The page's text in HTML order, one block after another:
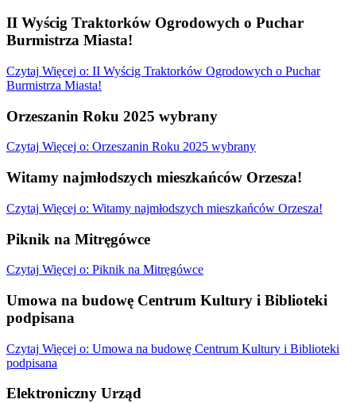
II Wyścig Traktorków Ogrodowych o Puchar
Burmistrza Miasta!
Czytaj Więcej o: II Wyścig Traktorków Ogrodowych o Puchar
Burmistrza Miasta!
Orzeszanin Roku 2025 wybrany
Czytaj Więcej o: Orzeszanin Roku 2025 wybrany
Witamy najmłodszych mieszkańców Orzesza!
Czytaj Więcej o: Witamy najmłodszych mieszkańców Orzesza!
Piknik na Mitręgówce
Czytaj Więcej o: Piknik na Mitręgówce
Umowa na budowę Centrum Kultury i Biblioteki
podpisana
Czytaj Więcej o: Umowa na budowę Centrum Kultury i Biblioteki
podpisana
Elektroniczny Urząd